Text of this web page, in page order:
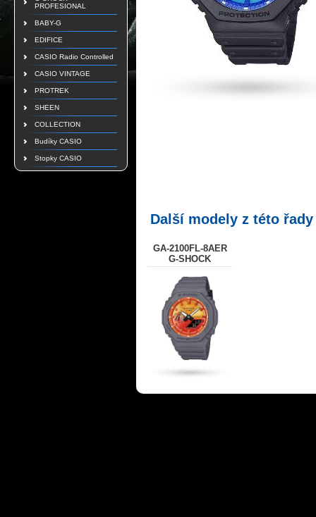
PROFESIONAL
BABY-G
EDIFICE
CASIO Radio Controlled
CASIO VINTAGE
PROTREK
SHEEN
COLLECTION
Budíky CASIO
Stopky CASIO
Další modely z této řady
GA-2100FL-8AER
G-SHOCK